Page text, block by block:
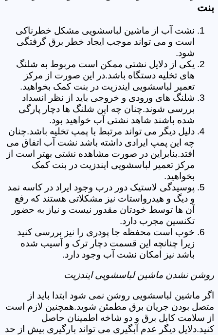
بنت
نشت آب از ماشین لباسشویی مشکل خطرناکی
است و می تواند موجب ایجاد خطر برق گرفتگی
شود.
یکی از دلایل نشتی ممکن است مربوط به شلنگ
های تخلیه دستگاه باشد.در این صورت از مرکز
تعمیر لباسشویی ایندزیت در بنت کمک بخواهید.
شلنگ های ورودی و خروجی باید از نظر انسداد
بررسی شوند.چنان چه این شلنگ ها دچار پارگی
شده باشند شاهد نشتی آب خواهید بود.
دلیل دیگر می تواند مرتبط با پمپ تخلیه باشد.چنان
چه این پمپ ایرادی داشته باشد نشت آب اتفاق می
افتد.بنابراین در صورت مشاهده نشتی بهتر است از
مرکز تعمیر لباسشویی ایندزیت در بنت کمک
بخواهید.
پوسیدگی لاستیک دور درب وجود ایراد در کاسه نمد
و دیگ و هیدرواستات نیز مشکلاتی هستند که رفع
آن ها توسط خودتان مقدور نیست و نیاز به حضور
تکنسین مجرب دارد.
خوب است محفظه جا پودری را نیز بررسی کنید
زیرا چنانچه این قسمت دچار ترک و آسیب شده
باشد نیز امکان نشت آب وجود دارد.
روشن نشدن ماشین لباسشویی ایندزیت
اگر ماشین لباسشویی روشن نمی شود ابتدا باید از
متصل بودن جریان برق مطمئن شوید.همچنین لازم است
از سلامت کابل برق و دو شاخه اطمینان حاصل
کنید.دلایل دیگر عدم آبگیری می تواند بارگیری بیش از حد